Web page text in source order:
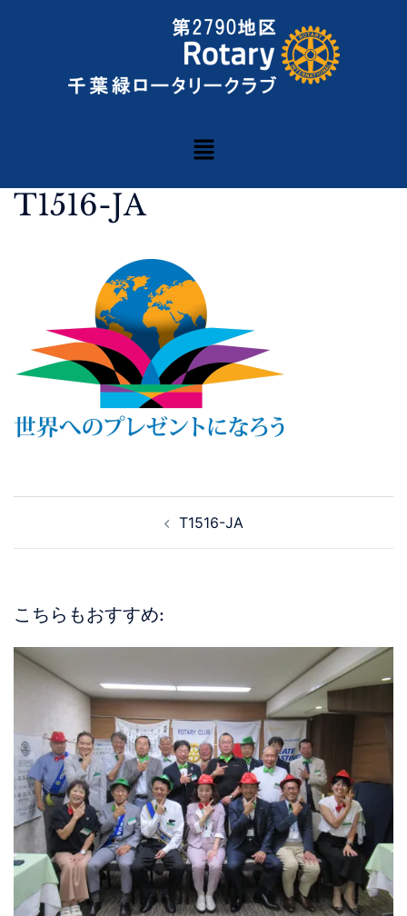
T1516-JA
T1516-JA
こちらもおすすめ: